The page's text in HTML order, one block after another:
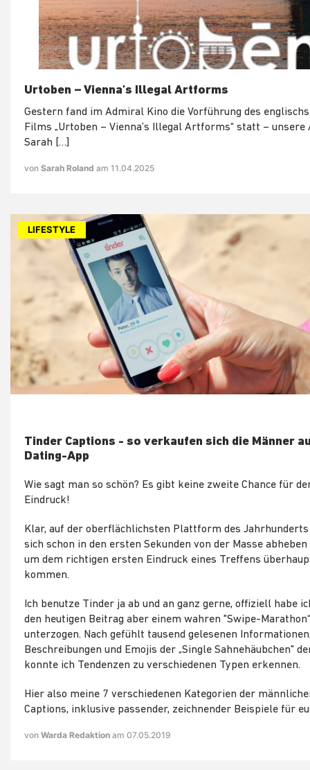
Urtoben – Vienna’s Illegal Artforms
Gestern fand im Admiral Kino die Vorführung des
Films „Urtoben – Vienna’s Illegal Artforms“ statt – unsere
Sarah […]
von Sarah Roland am 11.04.2025
LIFESTYLE
Tinder Captions - so verkaufen sich die Männer
Dating-App
Wie sagt man so schön? Es gibt keine zweite Chance für
Eindruck!
Klar, auf der oberflächlichsten Plattform des
sich schon in den ersten Sekunden von der Masse abheben
um dem richtigen ersten Eindruck eines Treffens
kommen.
Ich benutze Tinder ja ab und an ganz gerne, offiziell habe
den heutigen Beitrag aber einem wahren "Swipe-Marathon“
unterzogen. Nach gefühlt tausend gelesenen
Beschreibungen und Emojis der „Single Sahnehäubchen"
konnte ich Tendenzen zu verschiedenen Typen erkennen.
Hier also meine 7 verschiedenen Kategorien der
Captions, inklusive passender, zeichnender Beispiele für
von Warda Redaktion am 07.05.2019